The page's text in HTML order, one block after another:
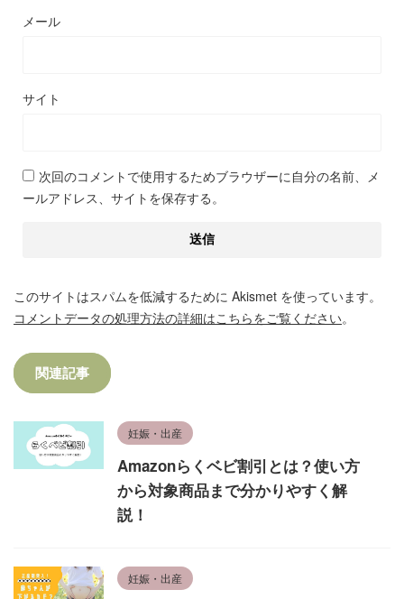
メール
サイト
次回のコメントで使用するためブラウザーに自分の名前、メ
ールアドレス、サイトを保存する。
このサイトはスパムを低減するために Akismet を使っています。
コメントデータの処理方法の詳細はこちらをご覧ください。
関連記事
妊娠・出産
Amazonらくベビ割引とは？使い方
から対象商品まで分かりやすく解
説！
妊娠・出産